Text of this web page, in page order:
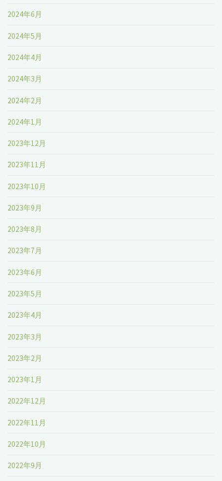
2024年6月
2024年5月
2024年4月
2024年3月
2024年2月
2024年1月
2023年12月
2023年11月
2023年10月
2023年9月
2023年8月
2023年7月
2023年6月
2023年5月
2023年4月
2023年3月
2023年2月
2023年1月
2022年12月
2022年11月
2022年10月
2022年9月